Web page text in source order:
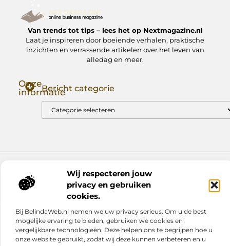
Wij respecteren jouw
privacy en gebruiken
cookies.
Bij BelindaWeb.nl nemen we uw privacy serieus. Om u de best
mogelijke ervaring te bieden, gebruiken we cookies en
vergelijkbare technologieën. Deze helpen ons te begrijpen hoe u
onze website gebruikt, zodat wij deze kunnen verbeteren en u
Van trends tot tips – lees het op Nextmagazine.nl
Laat je inspireren door boeiende verhalen, praktische
inzichten en verrassende artikelen over het leven van
alledag en meer.
Onze
informatieBericht categorie
Website index
Cookiebeleid (EU)
@2025 www.nextmagazine.nl. All Right Reserved.